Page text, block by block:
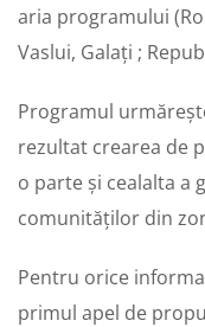
aria programului
Vaslui, Galați ;
Programul
rezultat crearea de
o parte și cealalta a
comunităților din
Pentru orice
primul apel de